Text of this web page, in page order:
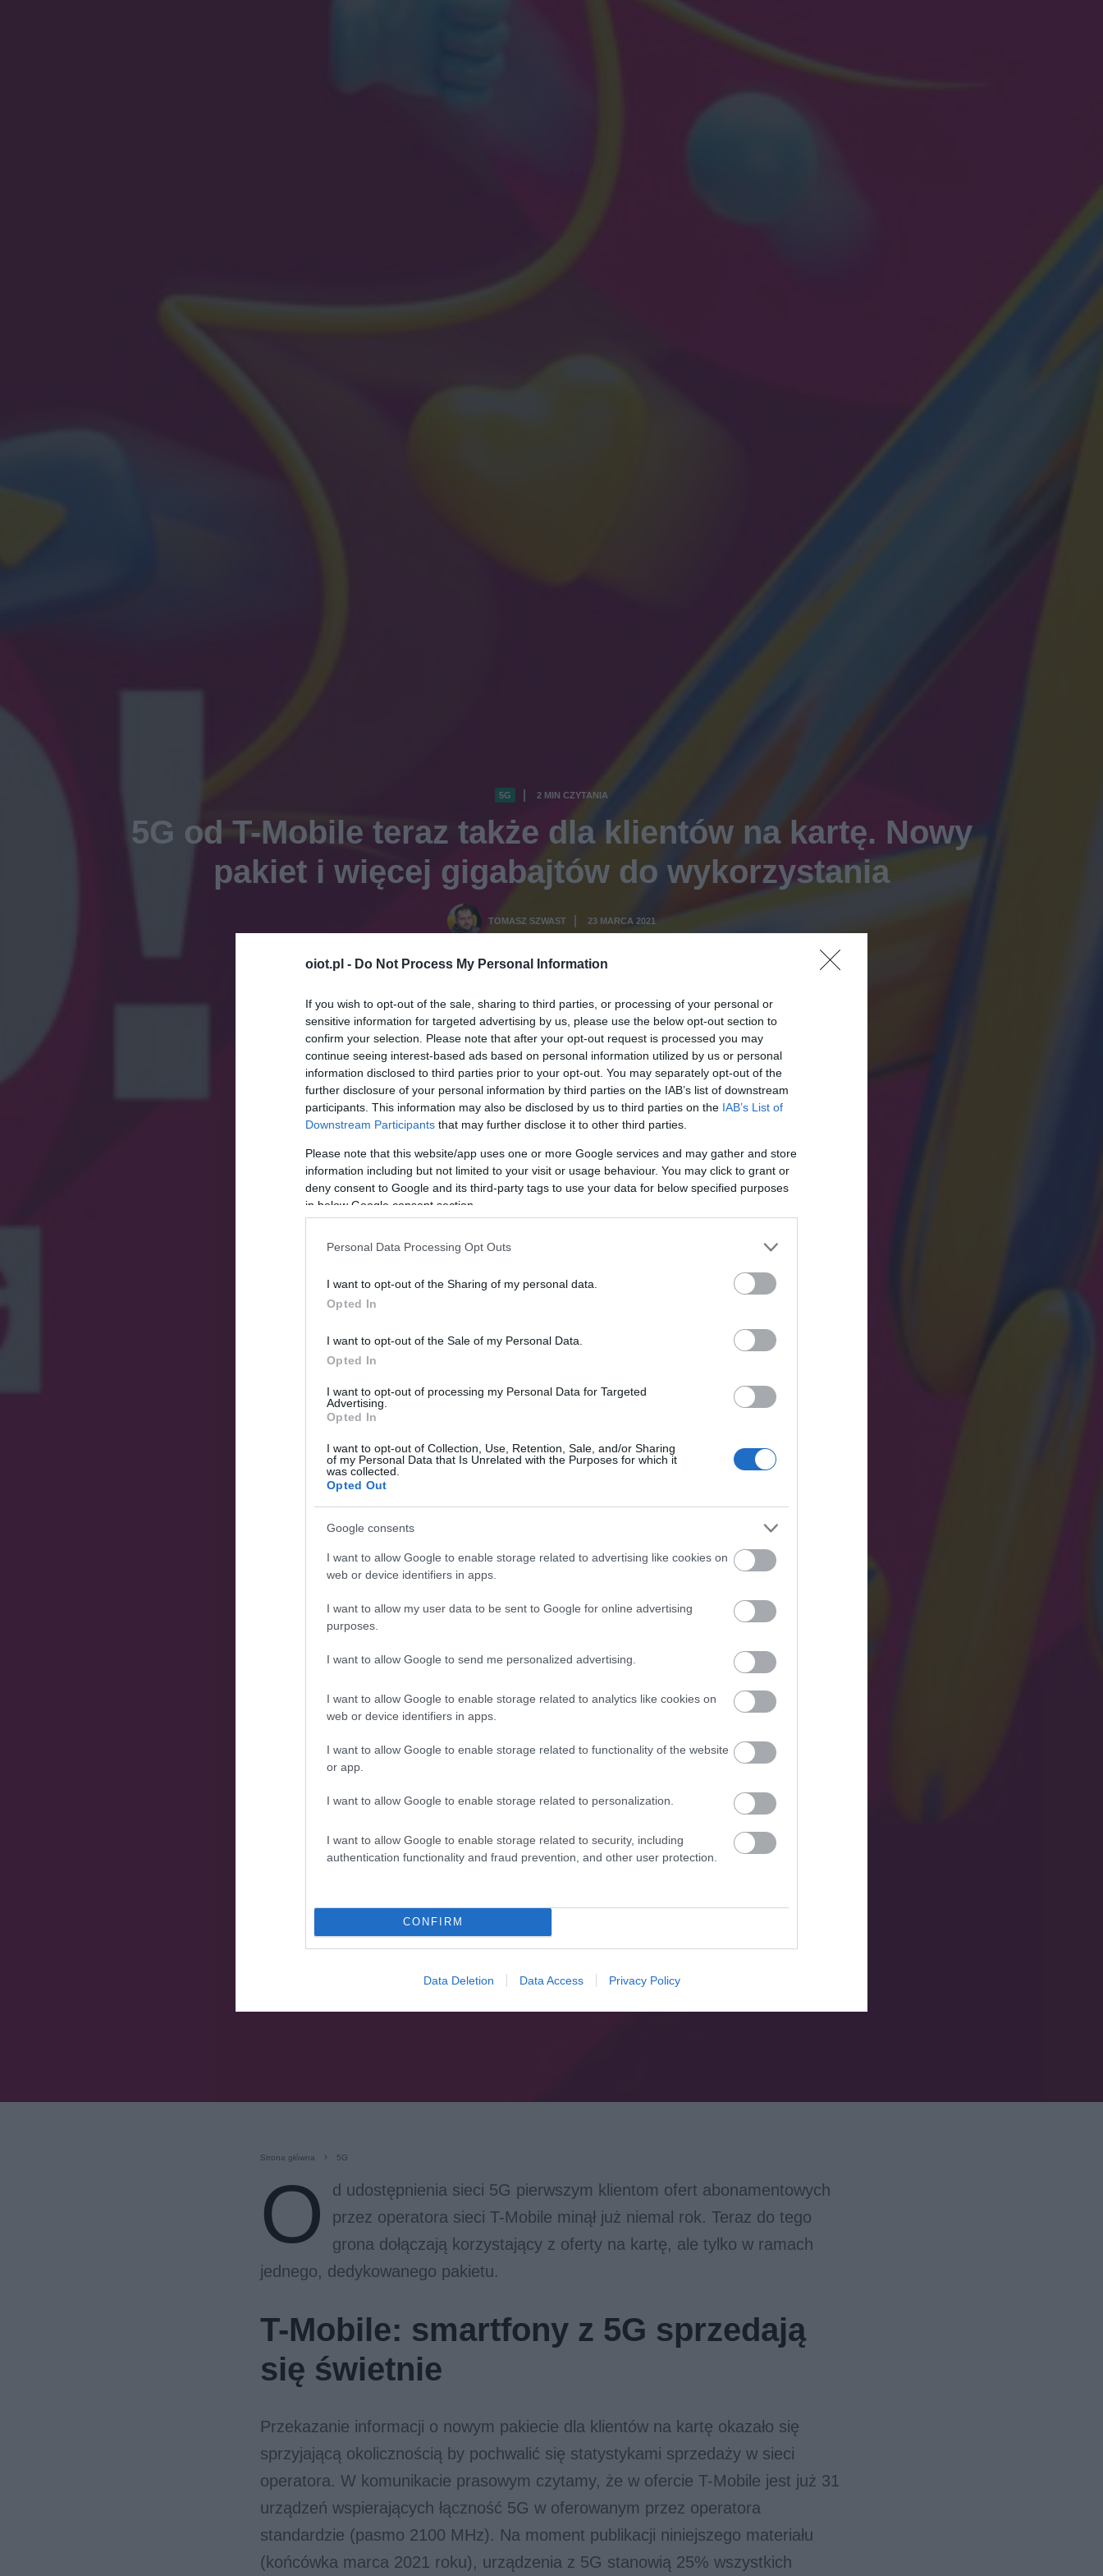
oiot.pl - Do Not Process My Personal Information
If you wish to opt-out of the sale, sharing to third parties, or processing of your personal or
sensitive information for targeted advertising by us, please use the below opt-out section to
confirm your selection. Please note that after your opt-out request is processed you may
continue seeing interest-based ads based on personal information utilized by us or personal
information disclosed to third parties prior to your opt-out. You may separately opt-out of the
further disclosure of your personal information by third parties on the IAB’s list of downstream
participants. This information may also be disclosed by us to third parties on the IAB’s List of
Downstream Participants that may further disclose it to other third parties.
Please note that this website/app uses one or more Google services and may gather and store
information including but not limited to your visit or usage behaviour. You may click to grant or
deny consent to Google and its third-party tags to use your data for below specified purposes
in below Google consent section.
Personal Data Processing Opt Outs
I want to opt-out of the Sharing of my personal data.
Opted In
I want to opt-out of the Sale of my Personal Data.
Opted In
I want to opt-out of processing my Personal Data for Targeted
Advertising.
Opted In
I want to opt-out of Collection, Use, Retention, Sale, and/or Sharing
of my Personal Data that Is Unrelated with the Purposes for which it
was collected.
Opted Out
Google consents
I want to allow Google to enable storage related to advertising like cookies on
web or device identifiers in apps.
I want to allow my user data to be sent to Google for online advertising
purposes.
I want to allow Google to send me personalized advertising.
I want to allow Google to enable storage related to analytics like cookies on
web or device identifiers in apps.
I want to allow Google to enable storage related to functionality of the website
or app.
I want to allow Google to enable storage related to personalization.
I want to allow Google to enable storage related to security, including
authentication functionality and fraud prevention, and other user protection.
CONFIRM
Data Deletion Data Access Privacy Policy
5G 2 MIN CZYTANIA
5G od T-Mobile teraz także dla klientów na kartę. Nowy
pakiet i więcej gigabajtów do wykorzystania
TOMASZ SZWAST 23 MARCA 2021
Strona główna 5G
O
d udostępnienia sieci 5G pierwszym klientom ofert abonamentowych
przez operatora sieci T-Mobile minął już niemal rok. Teraz do tego
grona dołączają korzystający z oferty na kartę, ale tylko w ramach
jednego, dedykowanego pakietu.
T-Mobile: smartfony z 5G sprzedają
się świetnie
Przekazanie informacji o nowym pakiecie dla klientów na kartę okazało się
sprzyjającą okolicznością by pochwalić się statystykami sprzedaży w sieci
operatora. W komunikacie prasowym czytamy, że w ofercie T-Mobile jest już 31
urządzeń wspierających łączność 5G w oferowanym przez operatora
standardzie (pasmo 2100 MHz). Na moment publikacji niniejszego materiału
(końcówka marca 2021 roku), urządzenia z 5G stanowią 25% wszystkich